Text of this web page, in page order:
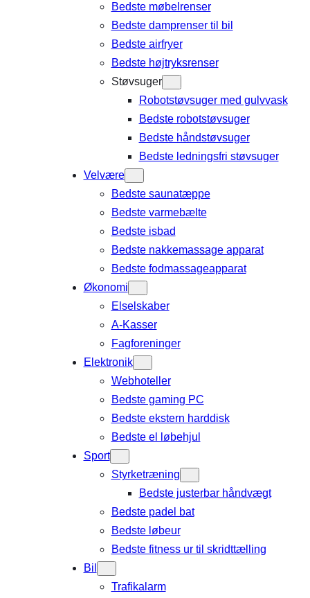
Bedste møbelrenser
Bedste damprenser til bil
Bedste airfryer
Bedste højtryksrenser
Støvsuger
Robotstøvsuger med gulvvask
Bedste robotstøvsuger
Bedste håndstøvsuger
Bedste ledningsfri støvsuger
Velvære
Bedste saunatæppe
Bedste varmebælte
Bedste isbad
Bedste nakkemassage apparat
Bedste fodmassageapparat
Økonomi
Elselskaber
A-Kasser
Fagforeninger
Elektronik
Webhoteller
Bedste gaming PC
Bedste ekstern harddisk
Bedste el løbehjul
Sport
Styrketræning
Bedste justerbar håndvægt
Bedste padel bat
Bedste løbeur
Bedste fitness ur til skridttælling
Bil
Trafikalarm